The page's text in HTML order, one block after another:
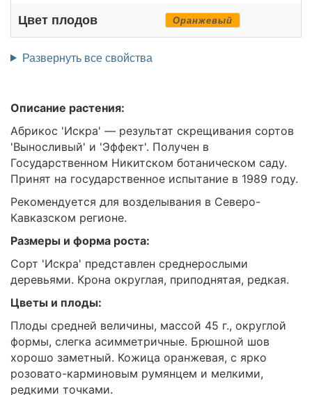
Цвет плодов Оранжевый
Развернуть все свойства
Описание растения:
Абрикос 'Искра' — результат скрещивания сортов
'Выносливый' и 'Эффект'. Получен в
Государственном Никитском ботаническом саду.
Принят на государственное испытание в 1989 году.
Рекомендуется для возделывания в Северо-
Кавказском регионе.
Размеры и форма роста:
Сорт 'Искра' представлен среднерослыми
деревьями. Крона округлая, приподнятая, редкая.
Цветы и плоды:
Плоды средней величины, массой 45 г., округлой
формы, слегка асимметричные. Брюшной шов
хорошо заметный. Кожица оранжевая, с ярко
розовато-карминовым румянцем и мелкими,
редкими точками.